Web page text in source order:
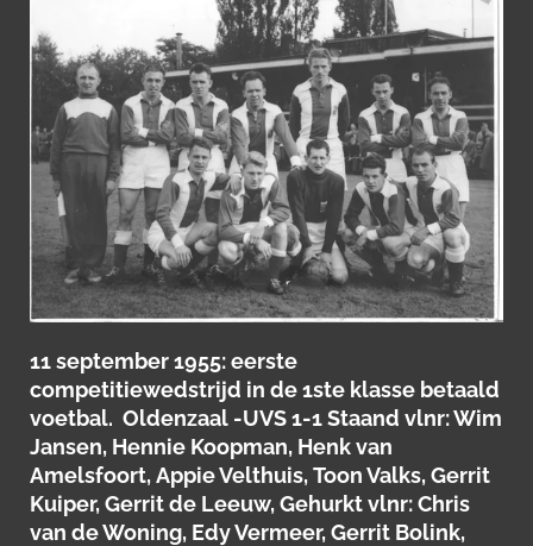
11 september 1955: eerste
competitiewedstrijd in de 1ste klasse betaald
voetbal. Oldenzaal -UVS 1-1 Staand vlnr: Wim
Jansen, Hennie Koopman, Henk van
Amelsfoort, Appie Velthuis, Toon Valks, Gerrit
Kuiper, Gerrit de Leeuw, Gehurkt vlnr: Chris
van de Woning, Edy Vermeer, Gerrit Bolink,